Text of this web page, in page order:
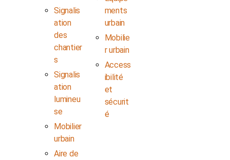
Signalis
ation
des
chantier
s
Signalis
ation
lumineu
se
Mobilier
urbain
Aire de
ments
urbain
Mobilie
r urbain
Access
ibilité
et
sécurit
é